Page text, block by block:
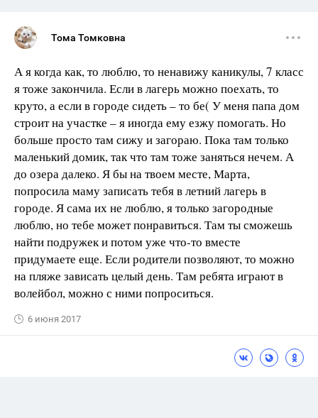
Тома Томковна
А я когда как, то люблю, то ненавижу каникулы, 7 класс
я тоже закончила. Если в лагерь можно поехать, то
круто, а если в городе сидеть – то бе( У меня папа дом
строит на участке – я иногда ему езжу помогать. Но
больше просто там сижу и загораю. Пока там только
маленький домик, так что там тоже заняться нечем. А
до озера далеко. Я бы на твоем месте, Марта,
попросила маму записать тебя в летний лагерь в
городе. Я сама их не люблю, я только загородные
люблю, но тебе может понравиться. Там ты сможешь
найти подружек и потом уже что-то вместе
придумаете еще. Если родители позволяют, то можно
на пляже зависать целый день. Там ребята играют в
волейбол, можно с ними попроситься.
6 июня 2017